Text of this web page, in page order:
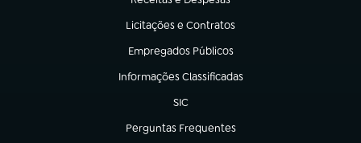
(abre em nova aba)
Licitações e Contratos
(abre em nova aba)
Empregados Públicos
(abre em nova aba)
Informações Classificadas
(abre em nova aba)
SIC
(abre em nova aba)
Perguntas Frequentes
(abre em nova aba)